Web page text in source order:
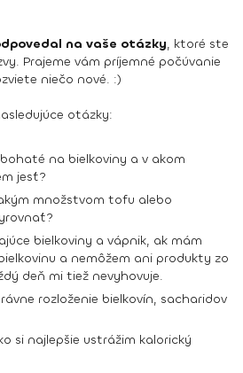
na vaše otázky, ktoré ste
Prajeme vám príjemné počúvanie
niečo nové. :)
otázky:
na bielkoviny a v akom
jesť?
množstvom tofu alebo
bielkoviny a vápnik, ak mám
a nemôžem ani produkty zo
deň mi tiež nevyhovuje.
rozloženie bielkovín, sacharidov
si najlepšie ustrážim kalorický